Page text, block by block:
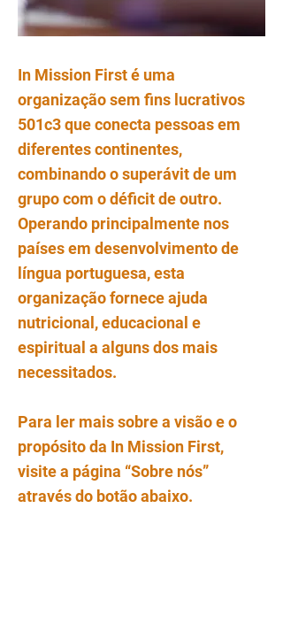
In Mission First é uma
organização sem fins lucrativos
501c3 que conecta pessoas em
diferentes continentes,
combinando o superávit de um
grupo com o déficit de outro.
Operando principalmente nos
países em desenvolvimento de
língua portuguesa, esta
organização fornece ajuda
nutricional, educacional e
espiritual a alguns dos mais
necessitados.
Para ler mais sobre a visão e o
propósito da In Mission First,
visite a página “Sobre nós”
através do botão abaixo.